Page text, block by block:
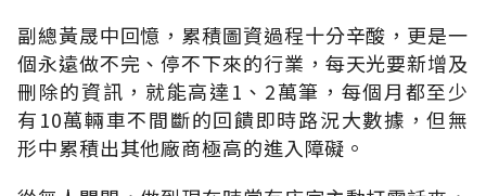
副總黃晟中回憶，累積圖資過程十分辛酸，更是一
個永遠做不完、停不下來的行業，每天光要新增及
刪除的資訊，就能高達1、2萬筆，每個月都至少
有10萬輛車不間斷的回饋即時路況大數據，但無
形中累積出其他廠商極高的進入障礙。